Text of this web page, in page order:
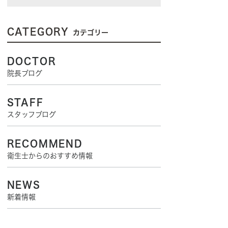
CATEGORY カテゴリー
DOCTOR
院長ブログ
STAFF
スタッフブログ
RECOMMEND
衛生士からのおすすめ情報
NEWS
新着情報